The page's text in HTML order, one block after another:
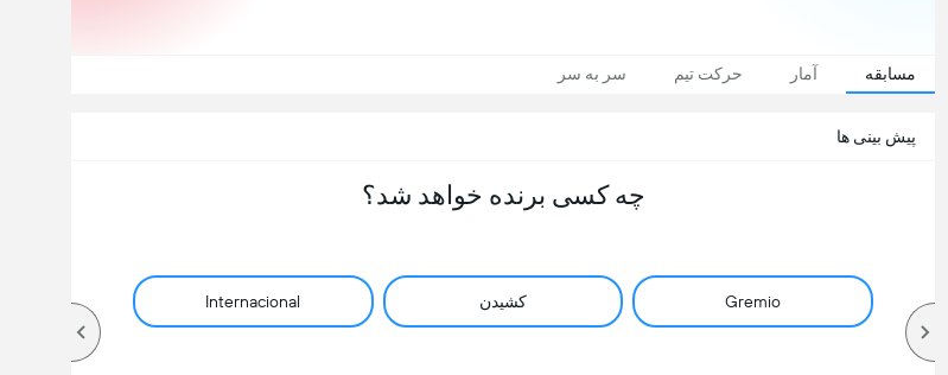
مسابقه آمار حرکت تیم سر به سر
پیش بینی ها
چه کسی برنده خواهد شد؟
Gremio کشیدن Internacional